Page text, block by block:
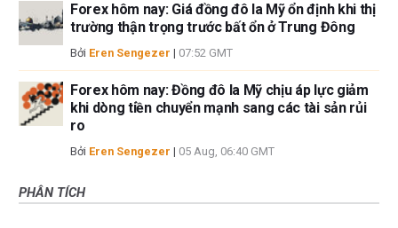
Forex hôm nay: Giá đồng đô la Mỹ ổn định khi thị
trường thận trọng trước bất ổn ở Trung Đông
Bởi Eren Sengezer | 07:52 GMT
Forex hôm nay: Đồng đô la Mỹ chịu áp lực giảm
khi dòng tiền chuyển mạnh sang các tài sản rủi
ro
Bởi Eren Sengezer | 05 Aug, 06:40 GMT
PHÂN TÍCH